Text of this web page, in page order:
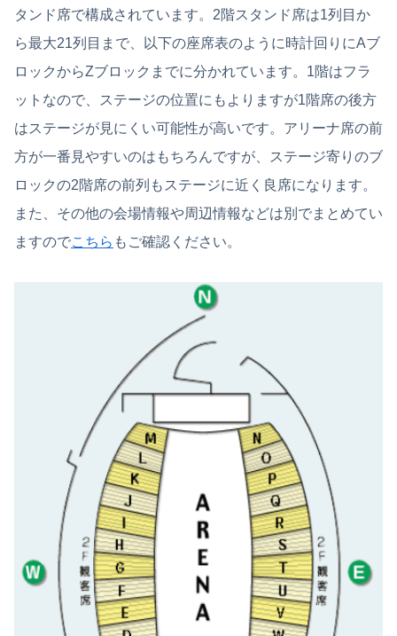
タンド席で構成されています。2階スタンド席は1列目か
ら最大21列目まで、以下の座席表のように時計回りにAブ
ロックからZブロックまでに分かれています。1階はフラ
ットなので、ステージの位置にもよりますが1階席の後方
はステージが見にくい可能性が高いです。アリーナ席の前
方が一番見やすいのはもちろんですが、ステージ寄りのブ
ロックの2階席の前列もステージに近く良席になります。
また、その他の会場情報や周辺情報などは別でまとめてい
ますのでこちら もご確認ください。